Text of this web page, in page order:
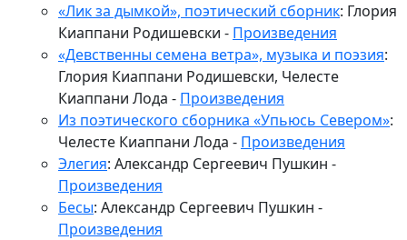
«Лик за дымкой», поэтический сборник: Глория
Киаппани Родишевски - Произведения
«Девственны семена ветра», музыка и поэзия:
Глория Киаппани Родишевски, Челесте
Киаппани Лода - Произведения
Из поэтического сборника «Упьюсь Севером»:
Челесте Киаппани Лода - Произведения
Элегия: Александр Сергеевич Пушкин -
Произведения
Бесы: Александр Сергеевич Пушкин -
Произведения